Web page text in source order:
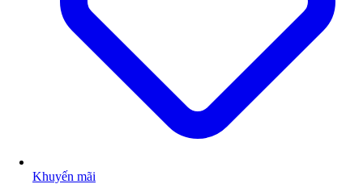
Khuyến mãi